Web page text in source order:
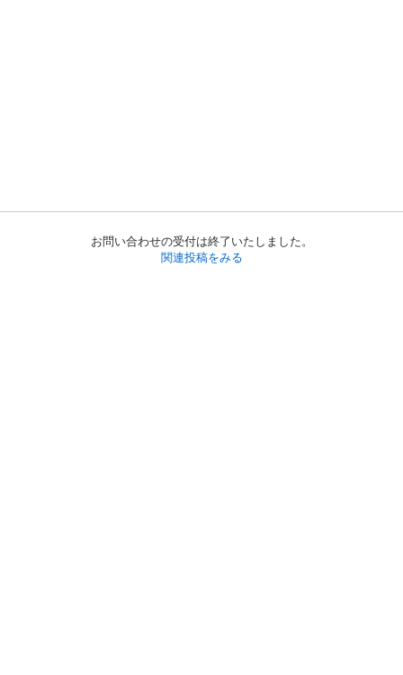
お問い合わせの受付は終了いたしました。
関連投稿をみる